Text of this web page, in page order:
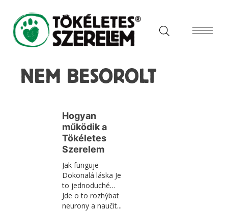
NEM BESOROLT
Hogyan
működik a
Tökéletes
Szerelem
Jak funguje
Dokonalá láska Je
to jednoduché…
Jde o to rozhýbat
neurony a naučit...